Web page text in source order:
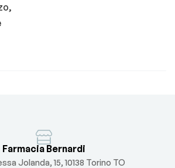
Farmacia Bernardi
Jolanda, 15, 10138 Torino TO